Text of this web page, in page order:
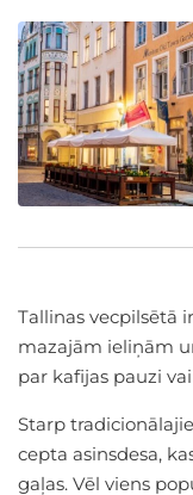
Tallinas vecpilsētā
mazajām ieliņām
par kafijas pauzi
Starp
cepta asinsdesa,
gaļas. Vēl viens